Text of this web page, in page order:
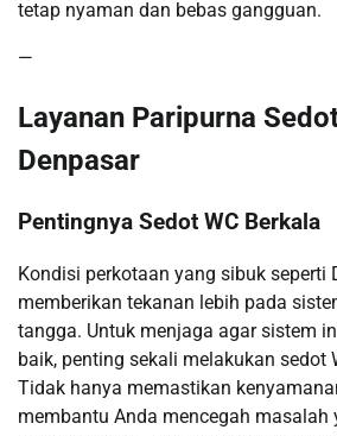
tetap nyaman dan bebas gangguan.
—
Layanan Paripurna
Denpasar
Pentingnya Sedot WC Berkala
Kondisi perkotaan yang sibuk seperti
memberikan tekanan lebih pada
tangga. Untuk menjaga agar sistem
baik, penting sekali melakukan sedot
Tidak hanya memastikan
membantu Anda mencegah masalah